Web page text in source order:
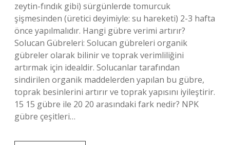
zeytin-fındık gibi) sürgünlerde tomurcuk
şişmesinden (üretici deyimiyle: su hareketi) 2-3 hafta
önce yapılmalıdır. Hangi gübre verimi artırır?
Solucan Gübreleri: Solucan gübreleri organik
gübreler olarak bilinir ve toprak verimliliğini
artırmak için idealdir. Solucanlar tarafından
sindirilen organik maddelerden yapılan bu gübre,
toprak besinlerini artırır ve toprak yapısını iyileştirir.
15 15 gübre ile 20 20 arasındaki fark nedir? NPK
gübre çeşitleri…